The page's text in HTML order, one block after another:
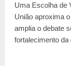
Uma Escolha de
União aproxima
amplia o debate
fortalecimento da